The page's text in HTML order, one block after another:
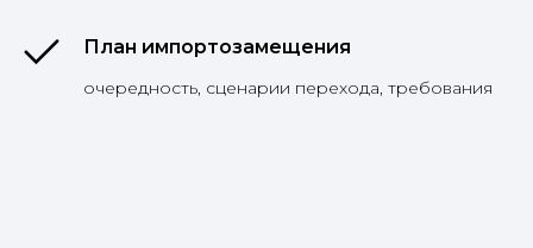
План импортозамещения
очередность, сценарии перехода, требования